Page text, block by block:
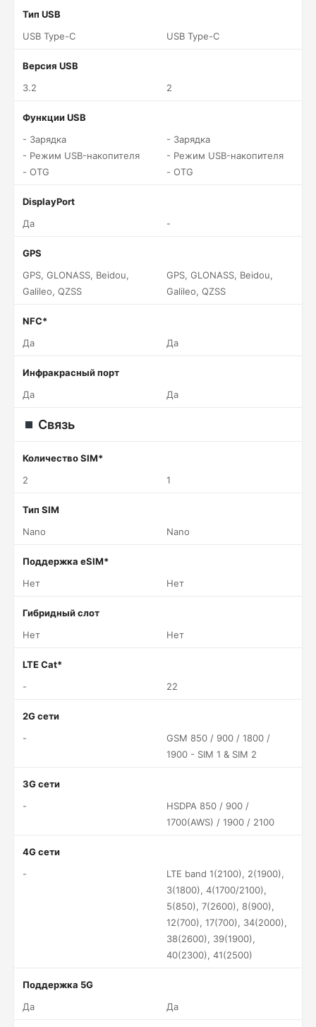
Тип USB
USB Type-C
USB Type-C
Версия USB
3.2
2
Функции USB
- Зарядка
- Режим USB-накопителя
- OTG
- Зарядка
- Режим USB-накопителя
- OTG
DisplayPort
Да
-
GPS
GPS, GLONASS, Beidou,
Galileo, QZSS
GPS, GLONASS, Beidou,
Galileo, QZSS
NFC*
Да
Да
Инфракрасный порт
Да
Да
Связь
Количество SIM*
2
1
Тип SIM
Nano
Nano
Поддержка eSIM*
Нет
Нет
Гибридный слот
Нет
Нет
LTE Cat*
-
22
2G сети
-
GSM 850 / 900 / 1800 /
1900 - SIM 1 & SIM 2
3G сети
-
HSDPA 850 / 900 /
1700(AWS) / 1900 / 2100
4G сети
-
LTE band 1(2100), 2(1900),
3(1800), 4(1700/2100),
5(850), 7(2600), 8(900),
12(700), 17(700), 34(2000),
38(2600), 39(1900),
40(2300), 41(2500)
Поддержка 5G
Да
Да